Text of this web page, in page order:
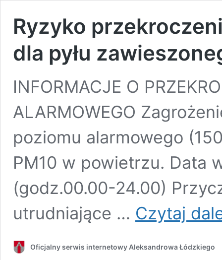
Ryzyko
dla pyłu
INFORMACJE O
ALARMOWEGO
poziomu alarmowego
PM10 w powietrzu. Data
(godz.00.00-24.00)
utrudniające … Czytaj
Oficjalny serwis internetowy Aleksandrowa Łódzkiego